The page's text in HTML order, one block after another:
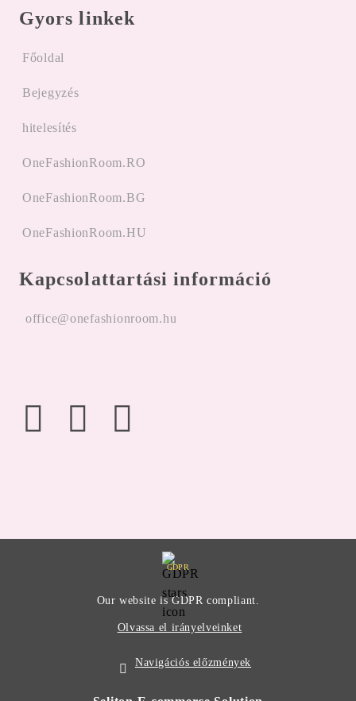
Gyors linkek
Főoldal
Bejegyzés
hitelesítés
OneFashionRoom.RO
OneFashionRoom.BG
OneFashionRoom.HU
Kapcsolattartási információ
office@onefashionroom.hu
GDPR
Our website is GDPR compliant.
Olvassa el irányelveinket
Navigációs előzmények